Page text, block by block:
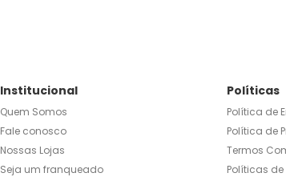
Institucional
Quem Somos
Fale conosco
Nossas Lojas
Seja um franqueado
Políticas
Política de
Política de
Termos
Políticas de